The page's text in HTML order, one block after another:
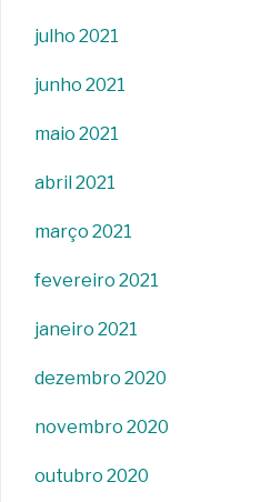
julho 2021
junho 2021
maio 2021
abril 2021
março 2021
fevereiro 2021
janeiro 2021
dezembro 2020
novembro 2020
outubro 2020